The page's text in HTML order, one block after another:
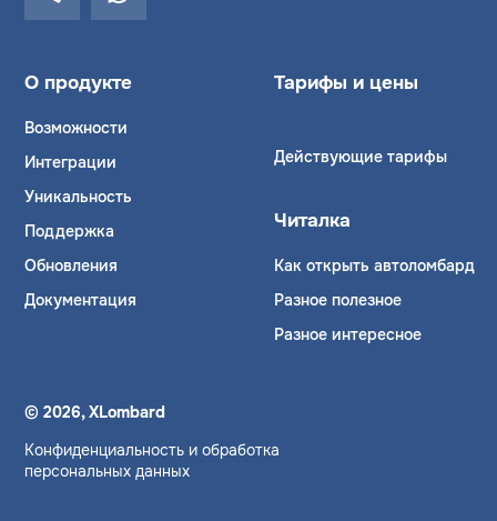
© 2026, XLombard
Конфиденциальность и обработка
персональных данных
О продукте
Возможности
Интеграции
Уникальность
Поддержка
Обновления
Документация
Тарифы и цены
Действующие тарифы
Читалка
Как открыть автоломбард
Разное полезное
Разное интересное